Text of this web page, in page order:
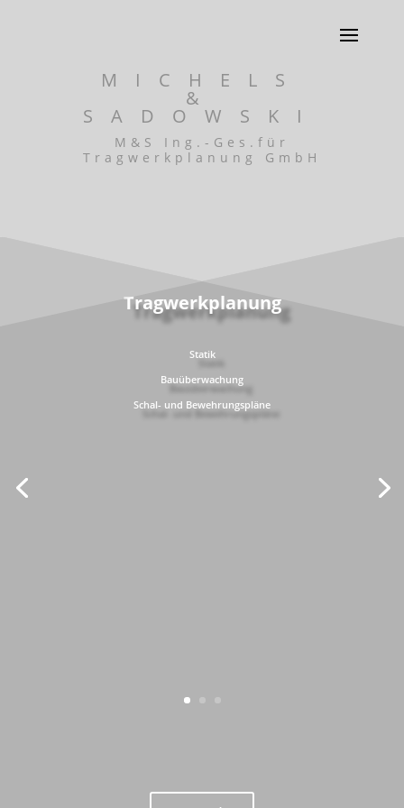
MICHELS
&
SADOWSKI
M&S Ing.-Ges.für
Tragwerkplanung GmbH
Tragwerkplanung
Statik
Bauüberwachung
Schal- und Bewehrungspläne